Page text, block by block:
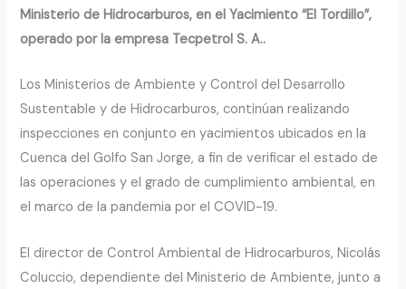
Ministerio de Hidrocarburos, en el Yacimiento “El Tordillo”,
operado por la empresa Tecpetrol S. A..
Los Ministerios de Ambiente y Control del Desarrollo
Sustentable y de Hidrocarburos, continúan realizando
inspecciones en conjunto en yacimientos ubicados en la
Cuenca del Golfo San Jorge, a fin de verificar el estado de
las operaciones y el grado de cumplimiento ambiental, en
el marco de la pandemia por el COVID-19.
El director de Control Ambiental de Hidrocarburos, Nicolás
Coluccio, dependiente del Ministerio de Ambiente, junto a